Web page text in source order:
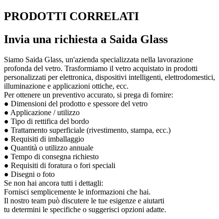
PRODOTTI CORRELATI
Invia una richiesta a Saida Glass
Siamo Saida Glass, un'azienda specializzata nella lavorazione
profonda del vetro. Trasformiamo il vetro acquistato in prodotti
personalizzati per elettronica, dispositivi intelligenti, elettrodomestici,
illuminazione e applicazioni ottiche, ecc.
Per ottenere un preventivo accurato, si prega di fornire:
● Dimensioni del prodotto e spessore del vetro
● Applicazione / utilizzo
● Tipo di rettifica del bordo
● Trattamento superficiale (rivestimento, stampa, ecc.)
● Requisiti di imballaggio
● Quantità o utilizzo annuale
● Tempo di consegna richiesto
● Requisiti di foratura o fori speciali
● Disegni o foto
Se non hai ancora tutti i dettagli:
Fornisci semplicemente le informazioni che hai.
Il nostro team può discutere le tue esigenze e aiutarti
tu determini le specifiche o suggerisci opzioni adatte.